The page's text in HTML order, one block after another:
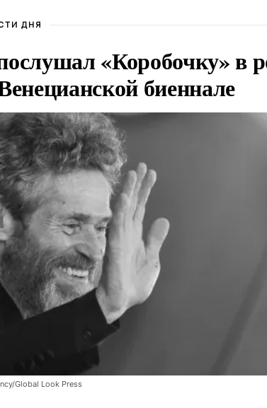
ДНЯ
«Коробочку» в
биеннале
Global Look Press